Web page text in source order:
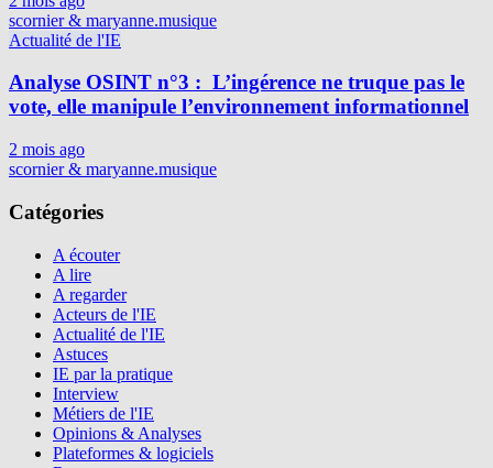
scornier & maryanne.musique
Actualité de l'IE
Analyse OSINT n°3 : L’ingérence ne truque pas le
vote, elle manipule l’environnement informationnel
2 mois ago
scornier & maryanne.musique
Catégories
A écouter
A lire
A regarder
Acteurs de l'IE
Actualité de l'IE
Astuces
IE par la pratique
Interview
Métiers de l'IE
Opinions & Analyses
Plateformes & logiciels